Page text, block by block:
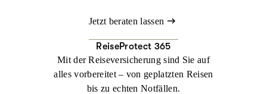
Jetzt beraten lassen
ReiseProtect 365
Mit der Reiseversicherung sind Sie auf
alles vorbereitet – von geplatzten Reisen
bis zu echten Notfällen.